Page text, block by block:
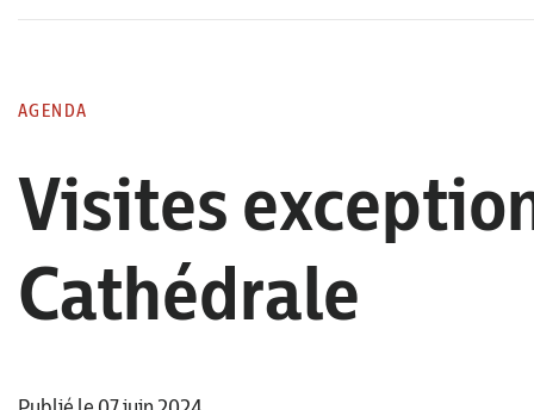
AGENDA
Visites
Cathédrale